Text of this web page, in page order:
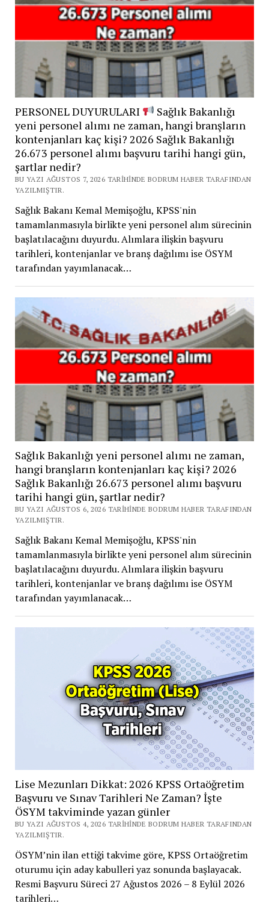
PERSONEL DUYURULARI
Sağlık Bakanlığı
yeni personel alımı ne zaman, hangi branşların
kontenjanları kaç kişi? 2026 Sağlık Bakanlığı
26.673 personel alımı başvuru tarihi hangi gün,
şartlar nedir?
BU YAZI AĞUSTOS 7, 2026 TARIHINDE BODRUM HABER TARAFINDAN
YAZILMIŞTIR.
Sağlık Bakanı Kemal Memişoğlu, KPSS'nin
tamamlanmasıyla birlikte yeni personel alım sürecinin
başlatılacağını duyurdu. Alımlara ilişkin başvuru
tarihleri, kontenjanlar ve branş dağılımı ise ÖSYM
tarafından yayımlanacak…
Sağlık Bakanlığı yeni personel alımı ne zaman,
hangi branşların kontenjanları kaç kişi? 2026
Sağlık Bakanlığı 26.673 personel alımı başvuru
tarihi hangi gün, şartlar nedir?
BU YAZI AĞUSTOS 6, 2026 TARIHINDE BODRUM HABER TARAFINDAN
YAZILMIŞTIR.
Sağlık Bakanı Kemal Memişoğlu, KPSS'nin
tamamlanmasıyla birlikte yeni personel alım sürecinin
başlatılacağını duyurdu. Alımlara ilişkin başvuru
tarihleri, kontenjanlar ve branş dağılımı ise ÖSYM
tarafından yayımlanacak…
Lise Mezunları Dikkat: 2026 KPSS Ortaöğretim
Başvuru ve Sınav Tarihleri Ne Zaman? İşte
ÖSYM takviminde yazan günler
BU YAZI AĞUSTOS 4, 2026 TARIHINDE BODRUM HABER TARAFINDAN
YAZILMIŞTIR.
ÖSYM’nin ilan ettiği takvime göre, KPSS Ortaöğretim
oturumu için aday kabulleri yaz sonunda başlayacak.
Resmi Başvuru Süreci 27 Ağustos 2026 – 8 Eylül 2026
tarihleri…